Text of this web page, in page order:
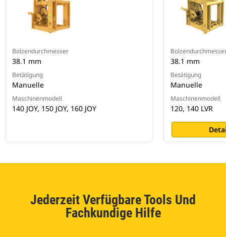
Bolzendurchmesser
38.1 mm
Betätigung
Manuelle
Maschinenmodell
140 JOY, 150 JOY, 160 JOY
38.1 mm
Betätigung
Manuelle
Maschinenmodell
120, 140 LVR
Jederzeit Verfügbare Tools Und
Fachkundige Hilfe